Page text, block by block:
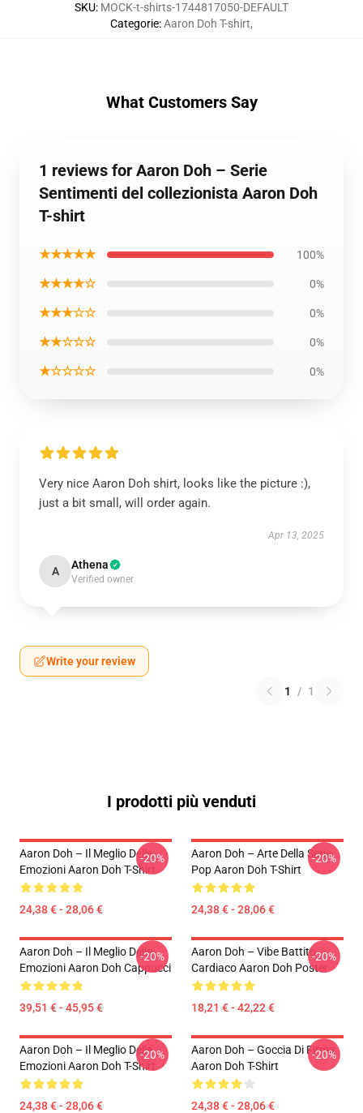
SKU: MOCK-t-shirts-1744817050-DEFAULT
Categorie:Aaron Doh T-shirt,
What Customers Say
1 reviews for Aaron Doh – Serie
Sentimenti del collezionista Aaron Doh
T-shirt
★★★★★ 100%
★★★★☆ 0%
★★★☆☆ 0%
★★☆☆☆ 0%
★☆☆☆☆ 0%
Very nice Aaron Doh shirt, looks like the picture :),
just a bit small, will order again.
Apr 13, 2025
A Athena
Verified owner
Write your review
1 / 1
I prodotti più venduti
Aaron Doh – Il Meglio Delle
Emozioni Aaron Doh T-Shirt
24,38 € - 28,06 €
-20%
Aaron Doh – Arte Della Serie
Pop Aaron Doh T-Shirt
24,38 € - 28,06 €
-20%
Aaron Doh – Il Meglio Delle
Emozioni Aaron Doh Cappucci
39,51 € - 45,95 €
-20%
Aaron Doh – Vibe Battito
Cardiaco Aaron Doh Poster
18,21 € - 42,22 €
-20%
Aaron Doh – Il Meglio Delle
Emozioni Aaron Doh T-Shirt
24,38 € - 28,06 €
-20%
Aaron Doh – Goccia Di Firma
Aaron Doh T-Shirt
24,38 € - 28,06 €
-20%